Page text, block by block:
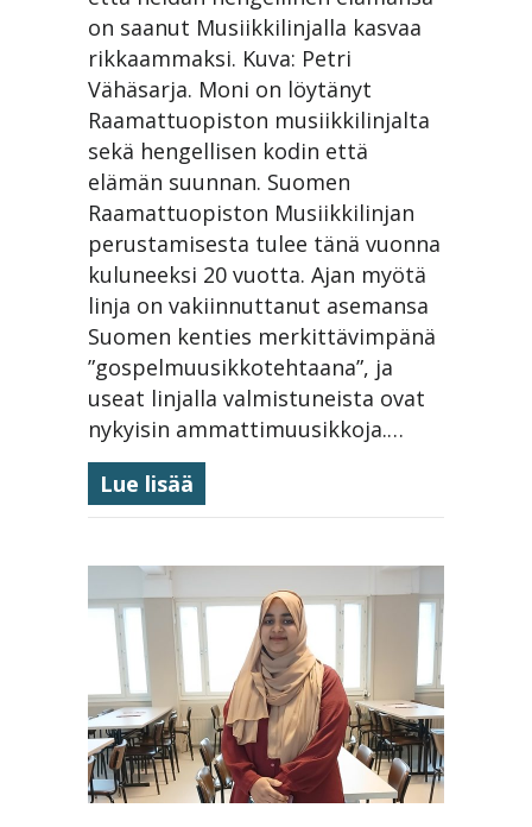
–
gospelmuusikoiden
sulatusuuni
vakiinnuttanut
paikkansa
on saanut Musiikkilinjalla kasvaa
rikkaammaksi. Kuva: Petri
Vähäsarja. Moni on löytänyt
Raamattuopiston musiikkilinjalta
sekä hengellisen kodin että
elämän suunnan. Suomen
Raamattuopiston Musiikkilinjan
perustamisesta tulee tänä vuonna
kuluneeksi 20 vuotta. Ajan myötä
linja on vakiinnuttanut asemansa
Suomen kenties merkittävimpänä
”gospelmuusikkotehtaana”, ja
useat linjalla valmistuneista ovat
nykyisin ammattimuusikkoja.…
Lue lisää